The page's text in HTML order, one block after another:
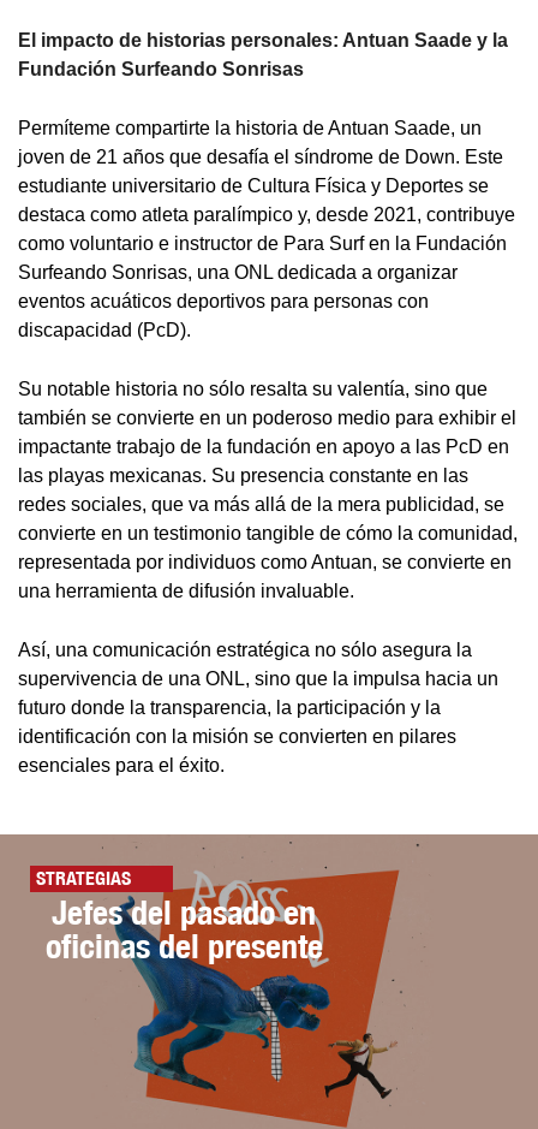
El impacto de historias personales: Antuan Saade y la
Fundación Surfeando Sonrisas
Permíteme compartirte la historia de Antuan Saade, un
joven de 21 años que desafía el síndrome de Down. Este
estudiante universitario de Cultura Física y Deportes se
destaca como atleta paralímpico y, desde 2021, contribuye
como voluntario e instructor de Para Surf en la Fundación
Surfeando Sonrisas, una ONL dedicada a organizar
eventos acuáticos deportivos para personas con
discapacidad (PcD).
Su notable historia no sólo resalta su valentía, sino que
también se convierte en un poderoso medio para exhibir el
impactante trabajo de la fundación en apoyo a las PcD en
las playas mexicanas. Su presencia constante en las
redes sociales, que va más allá de la mera publicidad, se
convierte en un testimonio tangible de cómo la comunidad,
representada por individuos como Antuan, se convierte en
una herramienta de difusión invaluable.
Así, una comunicación estratégica no sólo asegura la
supervivencia de una ONL, sino que la impulsa hacia un
futuro donde la transparencia, la participación y la
identificación con la misión se convierten en pilares
esenciales para el éxito.
STRATEGIAS
Jefes del pasado en
oficinas del presente